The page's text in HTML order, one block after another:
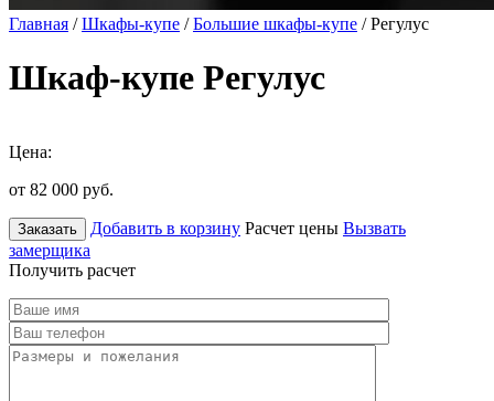
Главная /Шкафы-купе /Большие шкафы-купе / Регулус
Шкаф-купе Регулус
Цена:
от 82 000 руб.
Заказать Добавить в корзину Расчет цены Вызвать
замерщика
Получить расчет